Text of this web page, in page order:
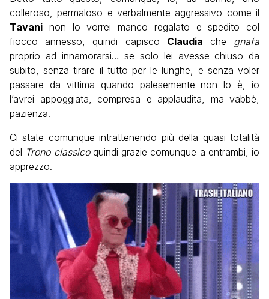
colleroso, permaloso e verbalmente aggressivo come il
Tavani non lo vorrei manco regalato e spedito col
fiocco annesso, quindi capisco Claudia che gnafa
proprio ad innamorarsi… se solo lei avesse chiuso da
subito, senza tirare il tutto per le lunghe, e senza voler
passare da vittima quando palesemente non lo è, io
l’avrei appoggiata, compresa e applaudita, ma vabbè,
pazienza.
Ci state comunque intrattenendo più della quasi totalità
del Trono classicoquindi grazie comunque a entrambi, io
apprezzo.